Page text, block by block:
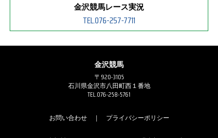
金沢競馬レース実況
TEL.076-257-7711
金沢競馬
〒920-3105
石川県金沢市八田町西１番地
TEL.076-258-5761
お問い合わせ｜ プライバシーポリシー